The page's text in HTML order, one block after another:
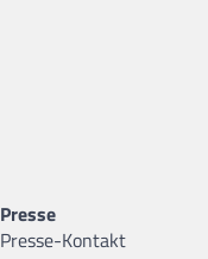
Presse
Presse-Kontakt